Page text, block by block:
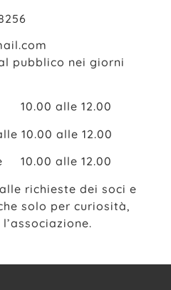
pubblico nei giorni
10.00 alle 12.00
10.00 alle 12.00
10.00 alle 12.00
richieste dei soci e
solo per curiosità,